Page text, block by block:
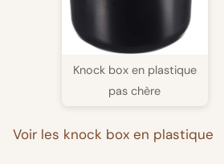
Knock box en plastique
pas chère
Voir les knock box en plastique